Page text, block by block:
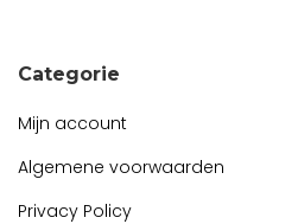
Categorie
Mijn account
Algemene voorwaarden
Privacy Policy